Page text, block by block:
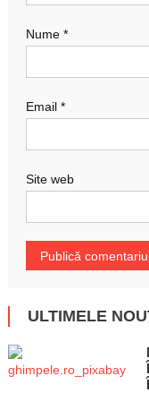
Nume *
Email *
Site web
ULTIMELE